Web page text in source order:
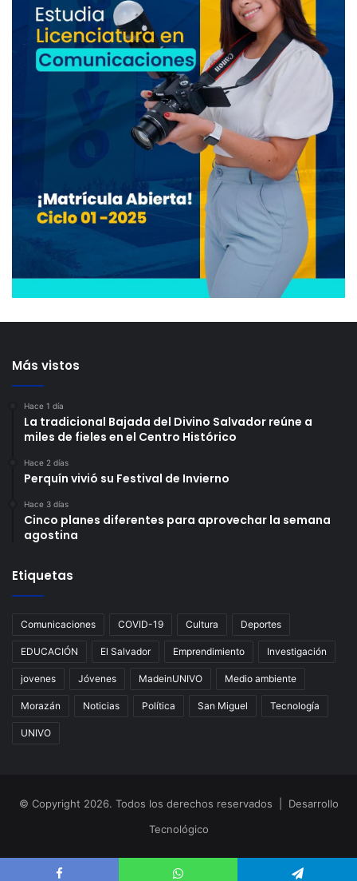
Más vistos
Hace 1 día
La tradicional Bajada del Divino Salvador reúne a
miles de fieles en el Centro Histórico
Hace 2 días
Perquín vivió su Festival de Invierno
Hace 3 días
Cinco planes diferentes para aprovechar la semana
agostina
Etiquetas
Comunicaciones COVID-19 Cultura Deportes
EDUCACIÓN El Salvador Emprendimiento Investigación
jovenes Jóvenes MadeinUNIVO Medio ambiente
Morazán Noticias Política San Miguel Tecnología
UNIVO
© Copyright 2026. Todos los derechos reservados | Desarrollo
Tecnológico